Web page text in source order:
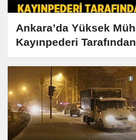
Ankara’da Yüksek
Kayınpederi